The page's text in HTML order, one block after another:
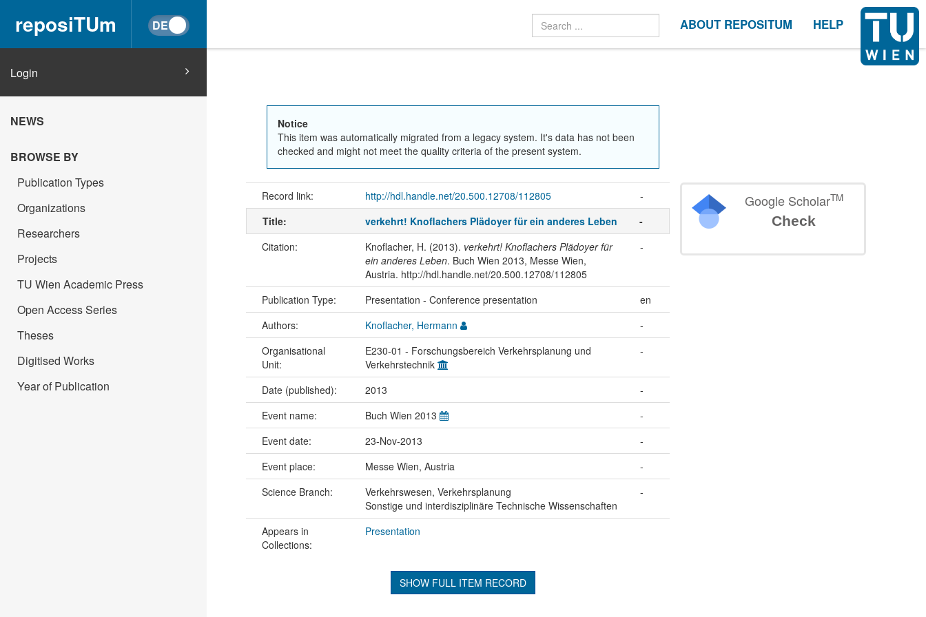
reposiTUm ABOUT REPOSITUM HELP
Login
NEWS
BROWSE BY
Publication Types
Organizations
Researchers
Projects
TU Wien Academic Press
Open Access Series
Theses
Digitised Works
Year of Publication
Notice
This item was automatically migrated from a legacy system. It's data has not been
checked and might not meet the quality criteria of the present system.
Record link: http://hdl.handle.net/20.500.12708/112805
-
Title:
verkehrt! Knoflachers Plädoyer für ein anderes Leben
-
Citation:
Knoflacher, H. (2013). verkehrt! Knoflachers Plädoyer für
ein anderes Leben. Buch Wien 2013, Messe Wien,
Austria. http://hdl.handle.net/20.500.12708/112805
-
Publication Type: Presentation - Conference presentation
en
Authors:
Knoflacher, Hermann
-
Organisational
Unit:
E230-01 - Forschungsbereich Verkehrsplanung und
Verkehrstechnik
-
Date (published): 2013
-
Event name:
Buch Wien 2013
-
Event date:
23-Nov-2013
-
Event place:
Messe Wien, Austria
-
Science Branch:
Verkehrswesen, Verkehrsplanung
Sonstige und interdisziplinäre Technische Wissenschaften
-
Appears in
Collections:
Presentation
SHOW FULL ITEM RECORD
Google ScholarTM
Check